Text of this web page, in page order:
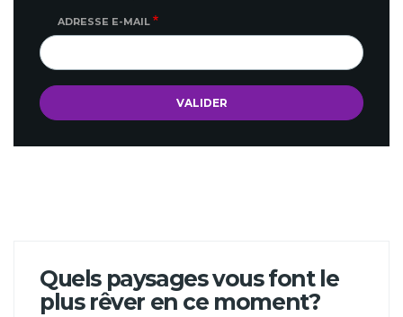
ADRESSE E-MAIL
Quels paysages vous font le
plus rêver en ce moment?